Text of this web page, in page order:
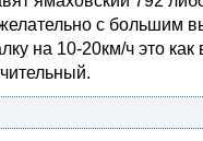
с большим
на 10-20км/ч это